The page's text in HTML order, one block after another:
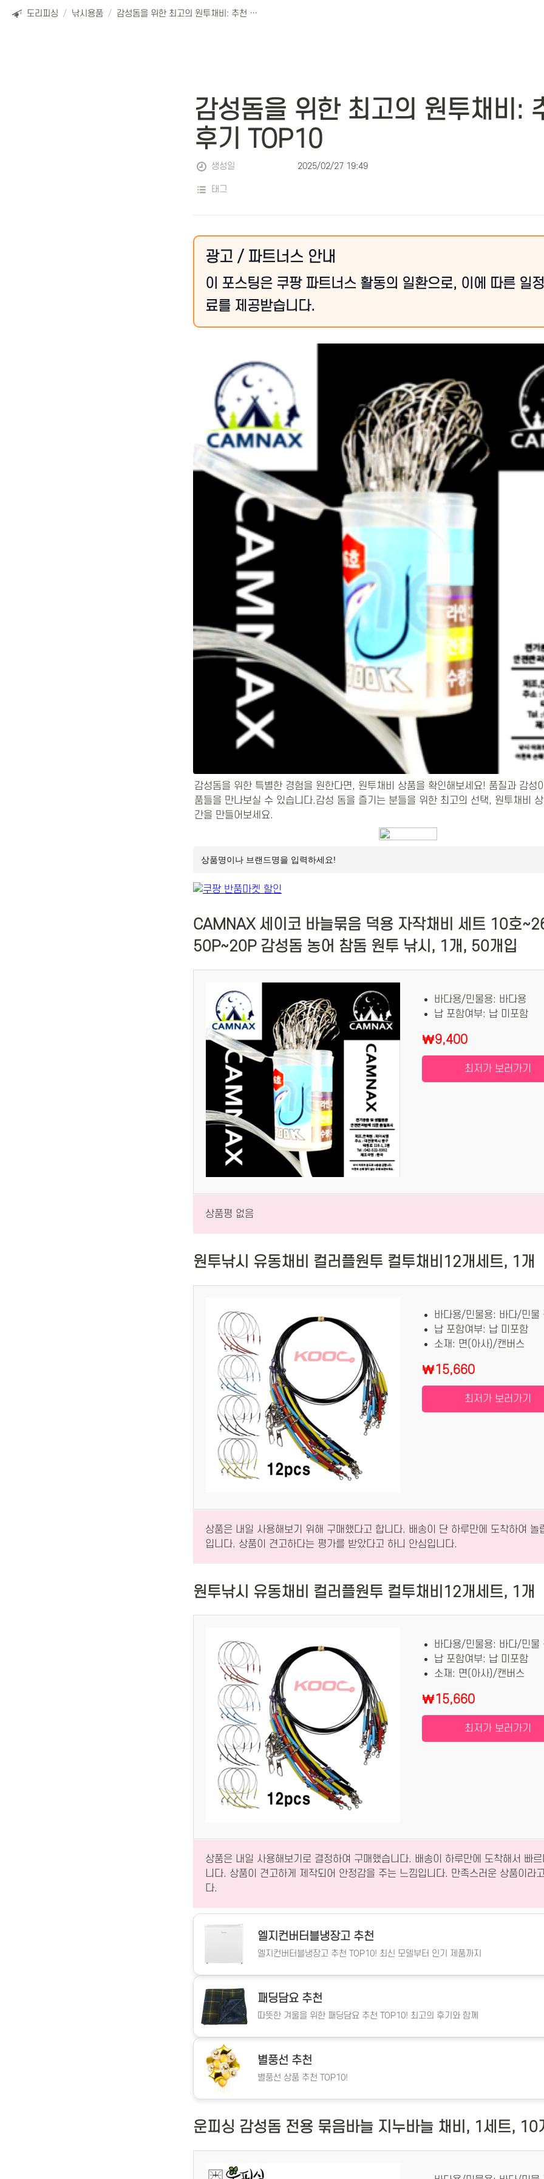
도리피싱 / 낚시용품 / 감성돔을 위한 최고의 원투채비: 추천 및 후기 TOP10
감성돔을 위한 최고의 원투채비:
후기 TOP10
생성일 2025/02/27 19:49
태그
광고 / 파트너스 안내
이 포스팅은 쿠팡 파트너스 활동의 일환으로, 이에 따른 일
료를 제공받습니다.
감성돔을 위한 특별한 경험을 원한다면, 원투채비 상품을 확인해보세요! 품질과 감성
품들을 만나보실 수 있습니다.감성 돔을 즐기는 분들을 위한 최고의 선택, 원투채비
간을 만들어보세요.
CAMNAX 세이코 바늘묶음 덕용 자작채비 세트 10호
50P~20P 감성돔 농어 참돔 원투 낚시, 1개, 50개입
바다용/민물용: 바다용
납 포함여부: 납 미포함
₩9,400
최저가 보러가기
상품평 없음
원투낚시 유동채비 컬러플원투 컬투채비12개세트, 1개
바다용/민물용: 바다/민물
납 포함여부: 납 미포함
소재: 면(아사)/캔버스
₩15,660
최저가 보러가기
상품은 내일 사용해보기 위해 구매했다고 합니다. 배송이 단 하루만에 도착하여 놀
입니다. 상품이 견고하다는 평가를 받았다고 하니 안심입니다.
원투낚시 유동채비 컬러플원투 컬투채비12개세트, 1개
바다용/민물용: 바다/민물
납 포함여부: 납 미포함
소재: 면(아사)/캔버스
₩15,660
최저가 보러가기
상품은 내일 사용해보기로 결정하여 구매했습니다. 배송이 하루만에 도착해서 빠
니다. 상품이 견고하게 제작되어 안정감을 주는 느낌입니다. 만족스러운 상품이라
다.
엘지컨버터블냉장고 추천
엘지컨버터블냉장고 추천 TOP10! 최신 모델부터 인기 제품까지
패딩담요 추천
따뜻한 겨울을 위한 패딩담요 추천 TOP10! 최고의 후기와 함께
별풍선 추천
별풍선 상품 추천 TOP10!
운피싱 감성돔 전용 묶음바늘 지누바늘 채비, 1세트, 10